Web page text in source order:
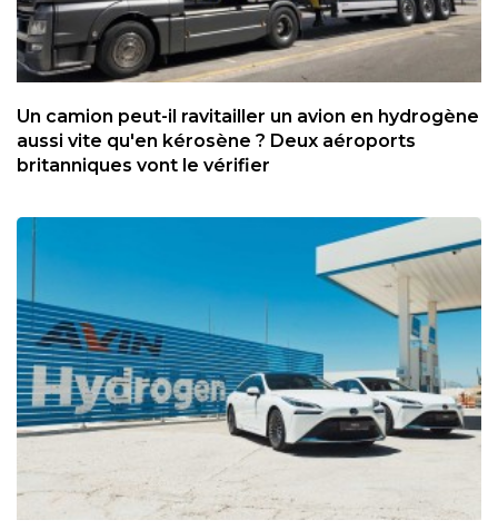
Un camion peut-il ravitailler un avion en hydrogène
aussi vite qu'en kérosène ? Deux aéroports
britanniques vont le vérifier